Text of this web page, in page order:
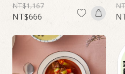
1,167
666